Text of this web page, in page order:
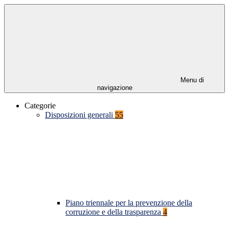
Menu di
navigazione
Categorie
Disposizioni generali 55
Piano triennale per la prevenzione della
corruzione e della trasparenza 4